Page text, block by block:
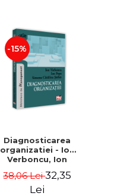
-15%
Diagnosticarea
organizatiei - Ion
Verboncu, Ion
Catalina Stefan
38,06 Lei32,35
Lei